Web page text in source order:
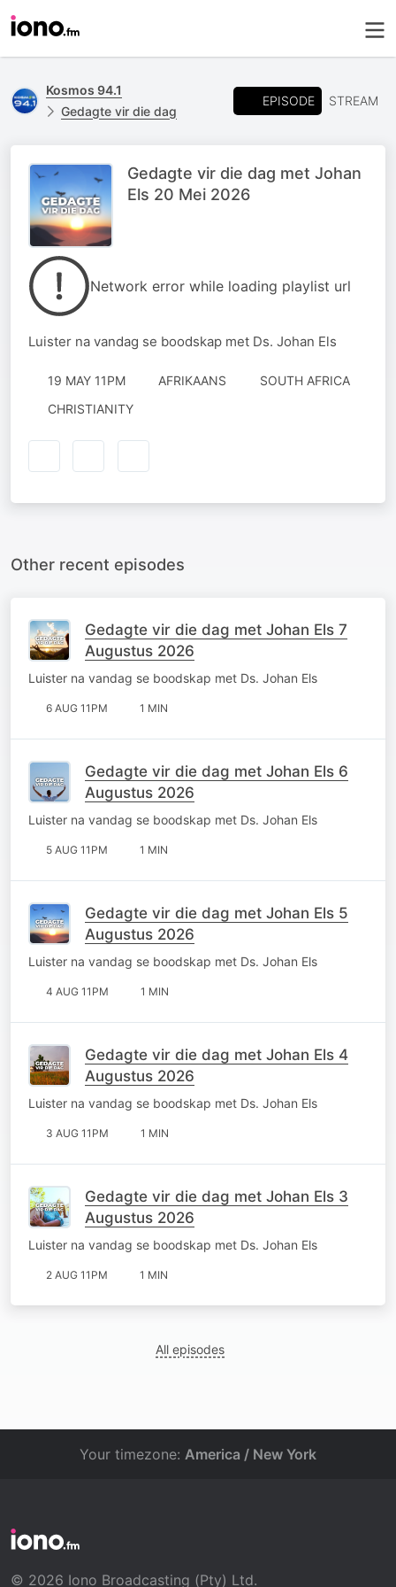
Kosmos 94.1
Gedagte vir die dag
EPISODE STREAM
Gedagte vir die dag met Johan
Els 20 Mei 2026
Network error while loading playlist url
Luister na vandag se boodskap met Ds. Johan Els
19 MAY 11PM AFRIKAANS
SOUTH AFRICA
CHRISTIANITY
Other recent episodes
Gedagte vir die dag met Johan Els 7
Augustus 2026
Luister na vandag se boodskap met Ds. Johan Els
6 AUG 11PM 1 MIN
Gedagte vir die dag met Johan Els 6
Augustus 2026
Luister na vandag se boodskap met Ds. Johan Els
5 AUG 11PM 1 MIN
Gedagte vir die dag met Johan Els 5
Augustus 2026
Luister na vandag se boodskap met Ds. Johan Els
4 AUG 11PM 1 MIN
Gedagte vir die dag met Johan Els 4
Augustus 2026
Luister na vandag se boodskap met Ds. Johan Els
3 AUG 11PM 1 MIN
Gedagte vir die dag met Johan Els 3
Augustus 2026
Luister na vandag se boodskap met Ds. Johan Els
2 AUG 11PM 1 MIN
All episodes
Your timezone: America / New York
© 2026 Iono Broadcasting (Pty) Ltd.